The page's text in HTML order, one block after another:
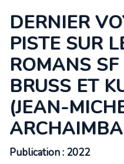
DERNIER
PISTE SUR
ROMANS
BRUSS ET
(JEAN-
Publication : 2022